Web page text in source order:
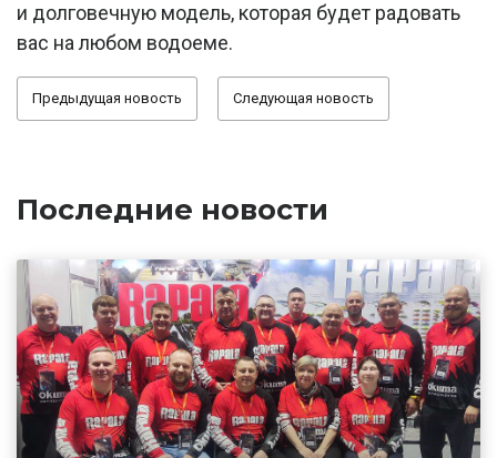
и долговечную модель, которая будет радовать
вас на любом водоеме.
Предыдущая новость Следующая новость
Последние новости